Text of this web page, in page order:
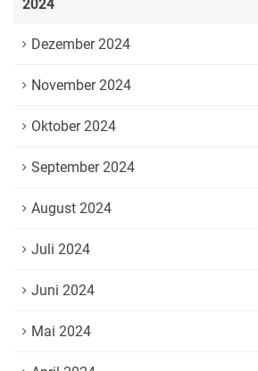
2024
Dezember 2024
November 2024
Oktober 2024
September 2024
August 2024
Juli 2024
Juni 2024
Mai 2024